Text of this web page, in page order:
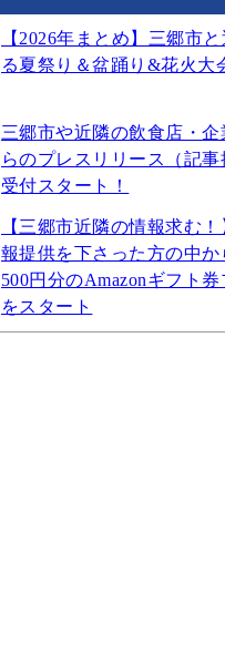
【2026年まとめ】三郷市
る夏祭り＆盆踊り&花火大
三郷市や近隣の飲食店・
らのプレスリリース（記
受付スタート！
【三郷市近隣の情報求む
報提供を下さった方の中か
500円分のAmazonギフト
をスタート